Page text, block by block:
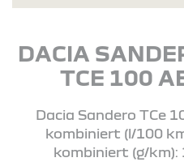
DACIA
TCE 100
Dacia Sandero TCe
kombiniert (l/100
kombiniert (g/km):